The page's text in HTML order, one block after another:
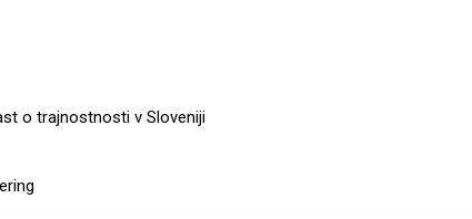
o trajnostnosti v Sloveniji